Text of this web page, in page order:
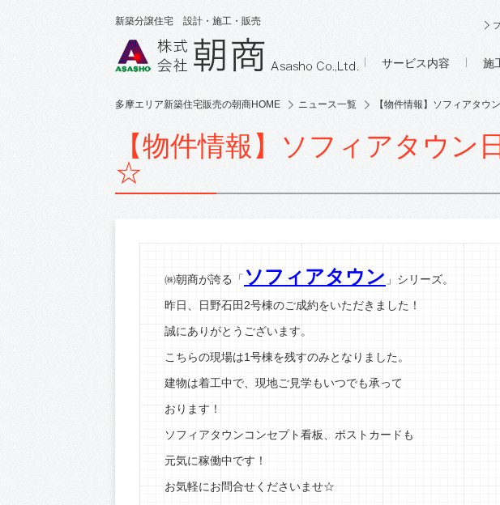
新築分譲住宅 設計・施工・販売
サービス内容 施
多摩エリア新築住宅販売の朝商HOME ニュース一覧 【物件情報】ソフィアタ
【物件情報】ソフィアタウ
☆
㈱朝商が誇る「 ソフィアタウン 」シリーズ。
昨日、日野石田2号棟のご成約をいただきました！
誠にありがとうございます。
こちらの現場は1号棟を残すのみとなりました。
建物は着工中で、現地ご見学もいつでも承って
おります！
ソフィアタウンコンセプト看板、ポストカードも
元気に稼働中です！
お気軽にお問合せくださいませ☆